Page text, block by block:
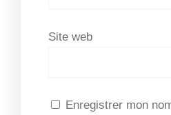
Site web
Enregistrer mon